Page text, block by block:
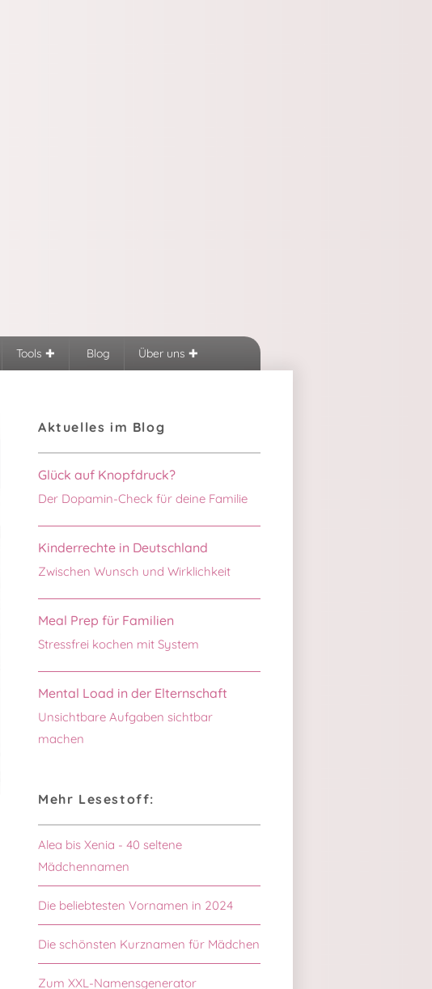
Tools Blog Über uns
Aktuelles im Blog
Glück auf Knopfdruck?
Der Dopamin-Check für deine Familie
Kinderrechte in Deutschland
Zwischen Wunsch und Wirklichkeit
Meal Prep für Familien
Stressfrei kochen mit System
Mental Load in der Elternschaft
Unsichtbare Aufgaben sichtbar
machen
Mehr Lesestoff:
Alea bis Xenia - 40 seltene
Mädchennamen
Die beliebtesten Vornamen in 2024
Die schönsten Kurznamen für Mädchen
Zum XXL-Namensgenerator